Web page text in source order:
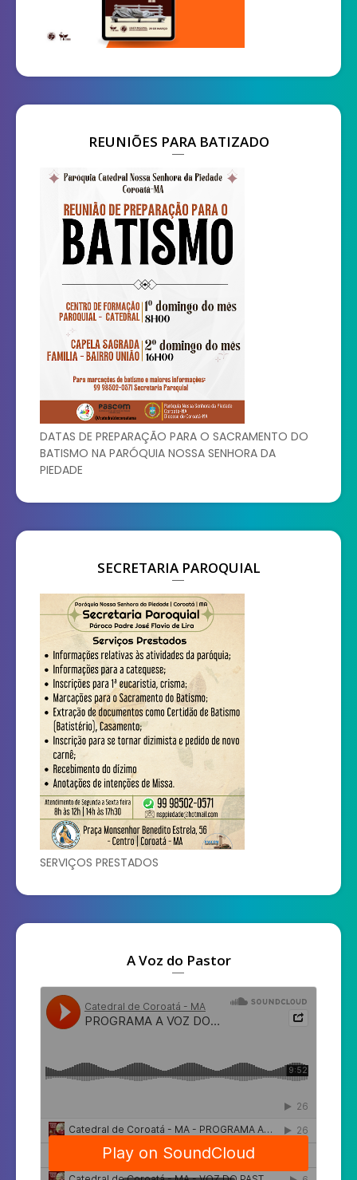
REUNIÕES PARA BATIZADO
DATAS DE PREPARAÇÃO PARA O SACRAMENTO DO
BATISMO NA PARÓQUIA NOSSA SENHORA DA
PIEDADE
SECRETARIA PAROQUIAL
SERVIÇOS PRESTADOS
A Voz do Pastor